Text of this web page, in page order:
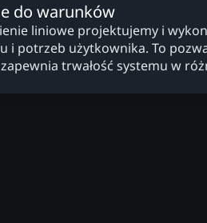
do warunków
liniowe projektujemy i
i potrzeb użytkownika. To
trwałość systemu w